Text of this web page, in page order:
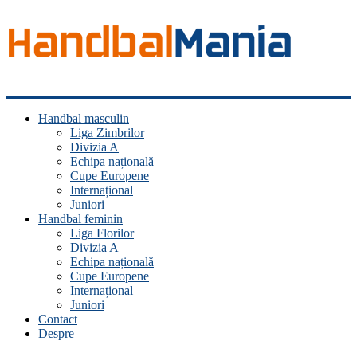
Handbal
ManiaHandbal masculin
Liga Zimbrilor
Divizia A
Echipa națională
Cupe Europene
Internațional
Juniori
Handbal feminin
Liga Florilor
Divizia A
Echipa națională
Cupe Europene
Internațional
Juniori
Contact
Despre